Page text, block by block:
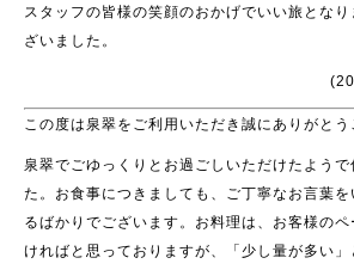
スタッフの皆様の笑顔のおかげでいい旅とな
ざいました。
この度は泉翠をご利用いただき誠にありがとう
泉翠でごゆっくりとお過ごしいただけたようで
た。お食事につきましても、ご丁寧なお言葉
るばかりでございます。お料理は、お客様の
ければと思っておりますが、「少し量が多い」